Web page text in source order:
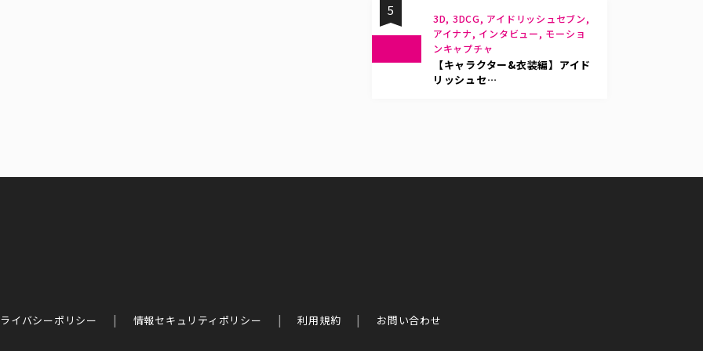
5
3D, 3DCG, アイドリッシュセブン,
アイナナ, インタビュー, モーショ
ンキャプチャ
【キャラクター&衣装編】アイド
リッシュセ…
イバシーポリシー 情報セキュリティポリシー 利用規約 お問い合わせ